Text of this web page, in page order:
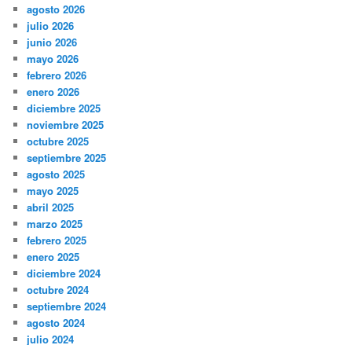
agosto 2026
julio 2026
junio 2026
mayo 2026
febrero 2026
enero 2026
diciembre 2025
noviembre 2025
octubre 2025
septiembre 2025
agosto 2025
mayo 2025
abril 2025
marzo 2025
febrero 2025
enero 2025
diciembre 2024
octubre 2024
septiembre 2024
agosto 2024
julio 2024